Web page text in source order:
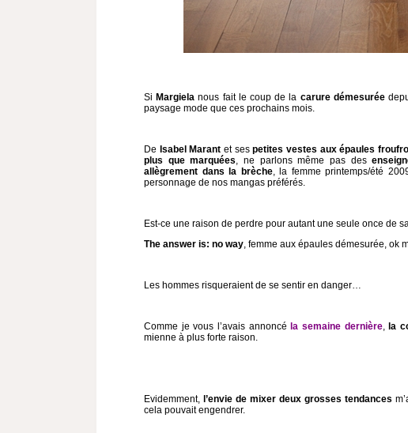
Si Margiela nous fait le coup de la carure démesurée
paysage mode que ces prochains mois.
De Isabel Marant et sespetites vestes aux épaules
plus que marquées, ne parlons même pas des
allègrement dans la brèche, la femme printemps/été
personnage de nos mangas préférés.
Est-ce une raison de perdre pour autant une seule once de
The answer is: no way, femme aux épaules démesurée, ok
Les hommes risqueraient de se sentir en danger…
Comme je vous l’avais annoncé la semaine dernière, la
mienne à plus forte raison.
Evidemment, l’envie de mixer deux grosses tendances
cela pouvait engendrer.